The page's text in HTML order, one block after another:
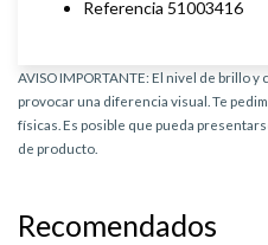
Referencia 51003416
AVISO IMPORTANTE: El nivel de brillo
provocar una diferencia visual. Te
físicas. Es posible que pueda
de producto.
Recomendados